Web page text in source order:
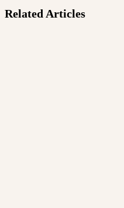
Related Articles